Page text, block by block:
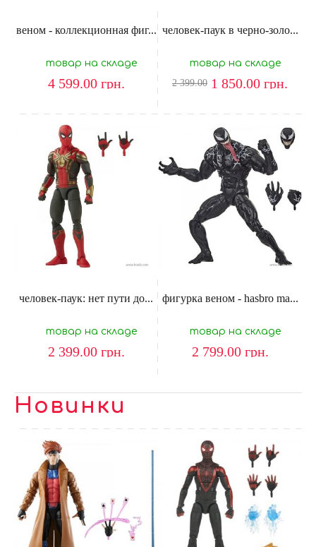
веном - коллекционная фиг...
товар на складе
4 599.00 грн.
человек-паук в черно-золо...
товар на складе
2 399.00 1 850.00 грн.
человек-паук: нет пути до...
товар на складе
2 399.00 грн.
фигурка веном - hasbro ma...
товар на складе
2 799.00 грн.
Новинки